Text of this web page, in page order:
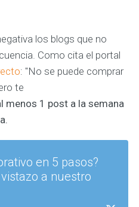
los blogs que no
Como cita el portal
: "No se puede comprar
te
menos 1 post a la semana
en 5 pasos?
vistazo a nuestro